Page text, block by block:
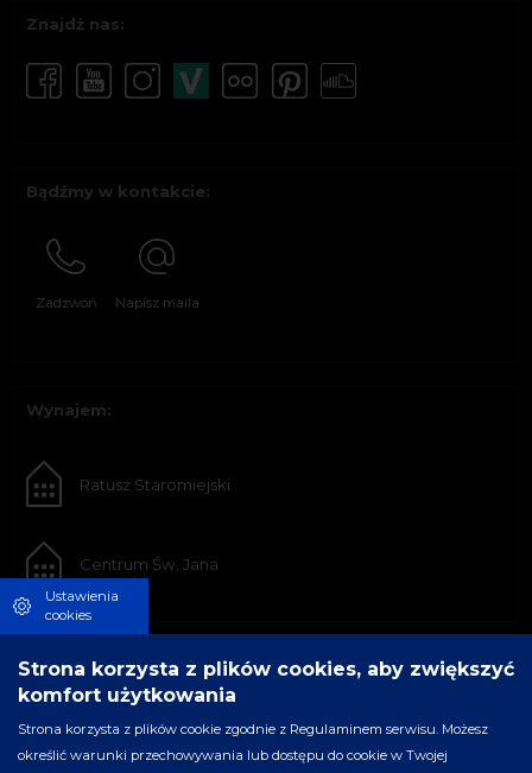
Znajdź nas:
Bądźmy w kontakcie:
Zadzwoń Napisz maila
Wynajem:
Ratusz Staromiejski
Centrum Św. Jana
Ustawienia
cookies
Strona korzysta z plików cookies, aby zwiększyć
komfort użytkowania
Strona korzysta z plików cookie zgodnie z Regulaminem serwisu. Możesz
określić warunki przechowywania lub dostępu do cookie w Twojej